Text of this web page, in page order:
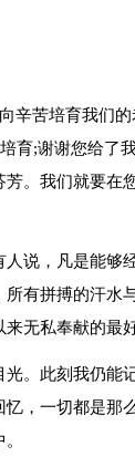
辛苦培育我们
育;谢谢您给了
。我们就要在
说，凡是能够
有拼搏的汗水
来无私奉献的
。此刻我仍能
，一切都是那